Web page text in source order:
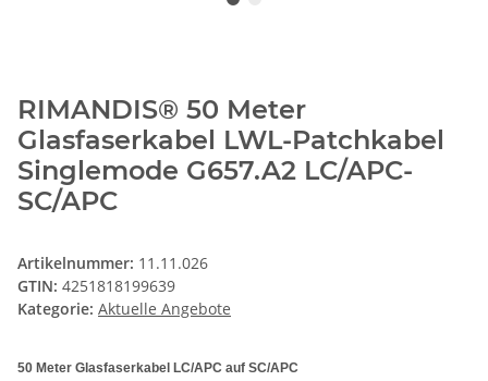
RIMANDIS® 50 Meter
Glasfaserkabel LWL-Patchkabel
Singlemode G657.A2 LC/APC-
SC/APC
Artikelnummer: 11.11.026
GTIN: 4251818199639
Kategorie: Aktuelle Angebote
50 Meter Glasfaserkabel LC/APC auf SC/APC